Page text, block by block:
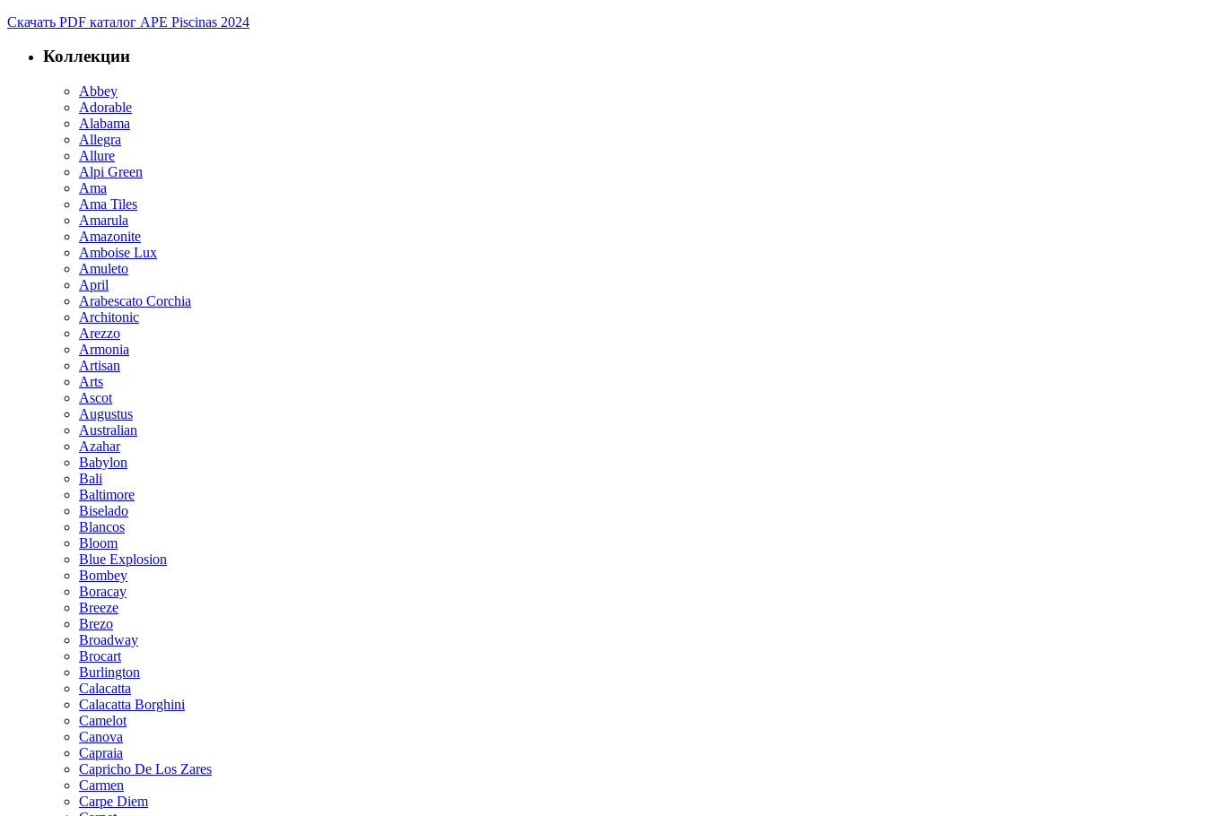
Скачать PDF каталог APE Piscinas 2024
Коллекции
Abbey
Adorable
Alabama
Allegra
Allure
Alpi Green
Ama
Ama Tiles
Amarula
Amazonite
Amboise Lux
Amuleto
April
Arabescato Corchia
Architonic
Arezzo
Armonia
Artisan
Arts
Ascot
Augustus
Australian
Azahar
Babylon
Bali
Baltimore
Biselado
Blancos
Bloom
Blue Explosion
Bombey
Boracay
Breeze
Brezo
Broadway
Brocart
Burlington
Calacatta
Calacatta Borghini
Camelot
Canova
Capraia
Capricho De Los Zares
Carmen
Carpe Diem